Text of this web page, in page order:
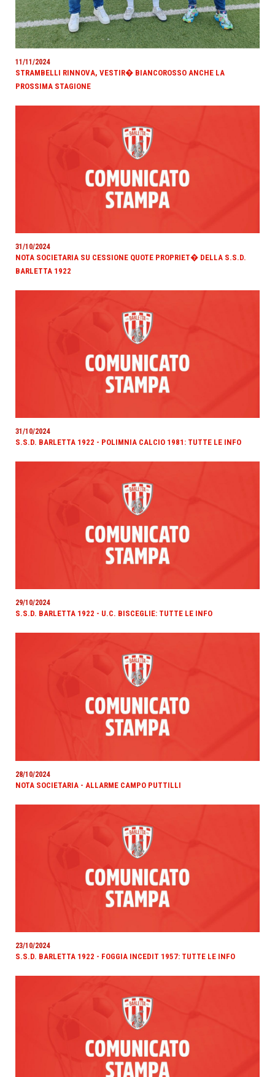
11/11/2024
STRAMBELLI RINNOVA, VESTIR� BIANCOROSSO ANCHE LA
PROSSIMA STAGIONE
31/10/2024
NOTA SOCIETARIA SU CESSIONE QUOTE PROPRIET� DELLA S.S.D.
BARLETTA 1922
31/10/2024
S.S.D. BARLETTA 1922 - POLIMNIA CALCIO 1981: TUTTE LE INFO
29/10/2024
S.S.D. BARLETTA 1922 - U.C. BISCEGLIE: TUTTE LE INFO
28/10/2024
NOTA SOCIETARIA - ALLARME CAMPO PUTTILLI
23/10/2024
S.S.D. BARLETTA 1922 - FOGGIA INCEDIT 1957: TUTTE LE INFO